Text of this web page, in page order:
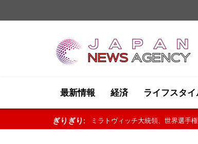
最新情報 経済 ライフスタイ
ぎりぎり: ミラトヴィッチ大統領、世界選手